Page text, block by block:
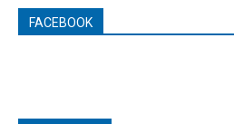
FACEBOOK